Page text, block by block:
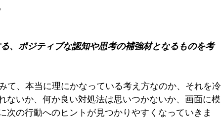
、ポジティブな認知や思考の補強材となるものを考
て、本当に理にかなっている考え方なのか、それを冷
ないか、何か良い対処法は思いつかないか、画面に模
次の行動へのヒントが見つかりやすくなっていきま